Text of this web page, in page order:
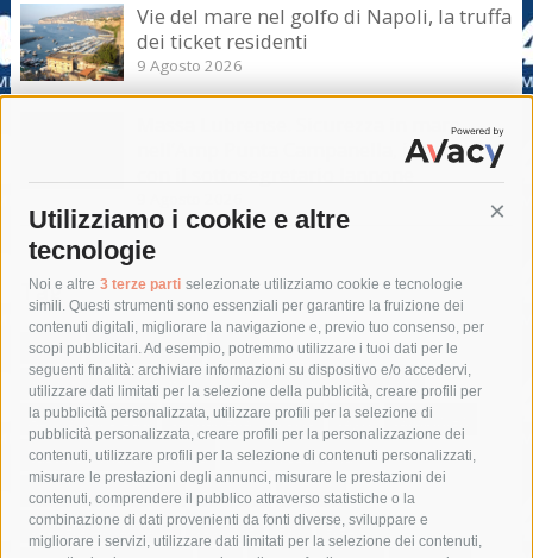
Utilizziamo i cookie e altre
tecnologie
Noi e altre 3 terze parti selezionate utilizziamo cookie e tecnologie
simili. Questi strumenti sono essenziali per garantire la fruizione dei
contenuti digitali, migliorare la navigazione e, previo tuo consenso, per
scopi pubblicitari. Ad esempio, potremmo utilizzare i tuoi dati per le
seguenti finalità: archiviare informazioni su dispositivo e/o accedervi,
utilizzare dati limitati per la selezione della pubblicità, creare profili per
la pubblicità personalizzata, utilizzare profili per la selezione di
pubblicità personalizzata, creare profili per la personalizzazione dei
contenuti, utilizzare profili per la selezione di contenuti personalizzati,
misurare le prestazioni degli annunci, misurare le prestazioni dei
contenuti, comprendere il pubblico attraverso statistiche o la
combinazione di dati provenienti da fonti diverse, sviluppare e
migliorare i servizi, utilizzare dati limitati per la selezione dei contenuti,
Vie del mare nel golfo di Napoli, la truffa
dei ticket residenti
9 Agosto 2026
Massa Lubrense. Sicurezza in mare
nell’Amp Punta Campanella, incontro
Tag
acqua allerta meteo
anas
area marina protetta di punta campanella
arresto
Asl Napoli 3 sud
capitaneria di porto capri
carabinieri
castellammare di stabia
circumvesuviana
comune di sorrento
concerto
contagi
costiera amalfitana
covid-19 eav
elezioni